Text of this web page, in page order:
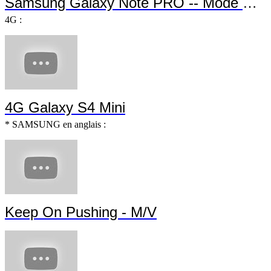
4G :
4G Galaxy S4 Mini
* SAMSUNG en anglais :
Keep On Pushing - M/V